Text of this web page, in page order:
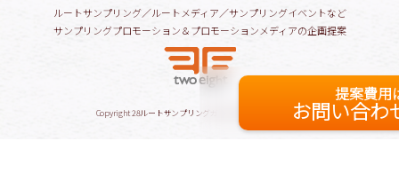
ルートサンプリング／ルートメディア／サンプリングイベントなど
サンプリングプロモーション＆プロモーションメディアの企画提案
Copyright28ルートサンプリングガイド All Rights Reserved.
提案費用
お問い合わ